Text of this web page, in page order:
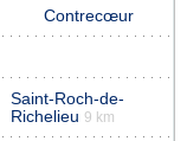
Contrecœur
Saint-Roch-de-
Richelieu 9 km